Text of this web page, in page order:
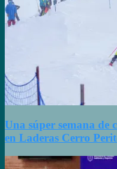
Una súper semana de
en Laderas Cerro